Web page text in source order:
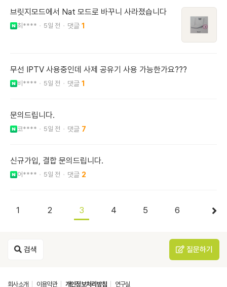
브릿지모드에서 Nat 모드로 바꾸니 사라졌습니다
최**** 5일 전 1
무선 IPTV 사용중인데 사제 공유기 사용 가능한가요???
비**** 5일 전 1
문의드립니다.
코**** 5일 전 7
신규가입, 결합 문의드립니다.
어**** 5일 전 2
1 2 3 4 5 6
검색 질문하기
회사소개 이용약관 개인정보처리방침 연구실